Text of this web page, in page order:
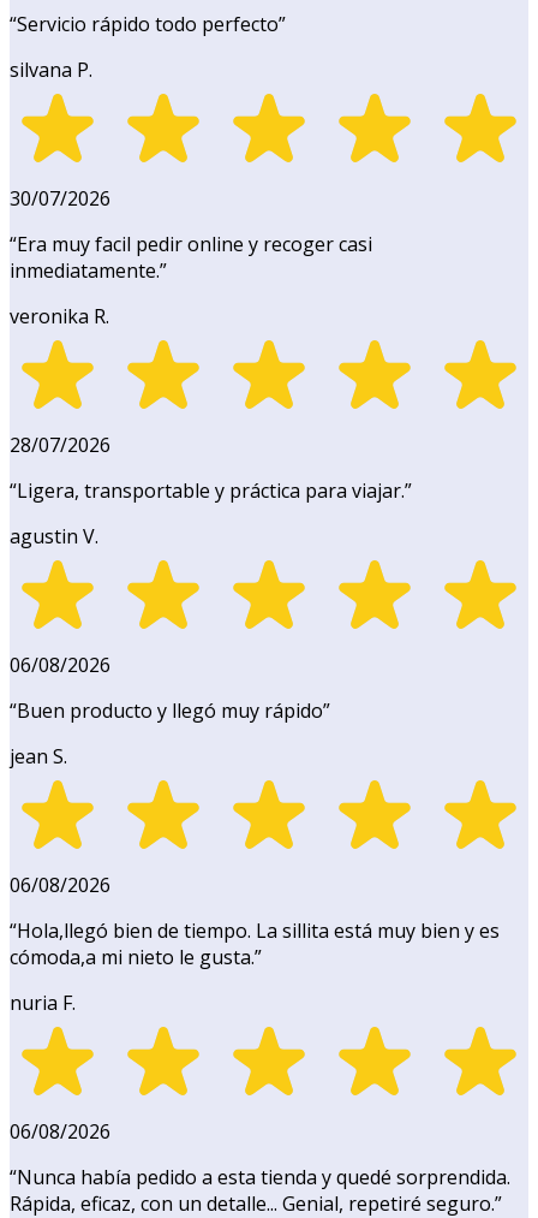
“Servicio rápido todo perfecto”
silvana P.
30/07/2026
“Era muy facil pedir online y recoger casi
inmediatamente.”
veronika R.
28/07/2026
“Ligera, transportable y práctica para viajar.”
agustin V.
06/08/2026
“Buen producto y llegó muy rápido”
jean S.
06/08/2026
“Hola,llegó bien de tiempo. La sillita está muy bien y es
cómoda,a mi nieto le gusta.”
nuria F.
06/08/2026
“Nunca había pedido a esta tienda y quedé sorprendida.
Rápida, eficaz, con un detalle... Genial, repetiré seguro.”